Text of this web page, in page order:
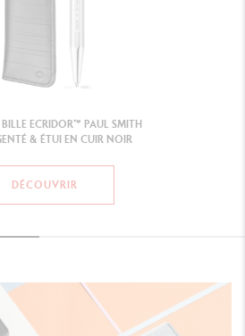
ECRIDOR™ PAUL SMITH
& ÉTUI EN CUIR NOIR
DÉCOUVRIR